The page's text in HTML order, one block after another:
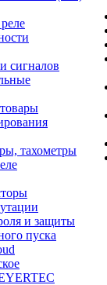
сигналов
тахометры
и защиты
пуска